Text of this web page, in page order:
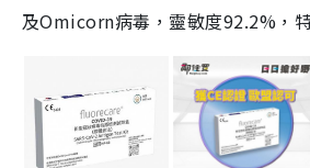
及Omicorn病毒，靈敏度92.2%，